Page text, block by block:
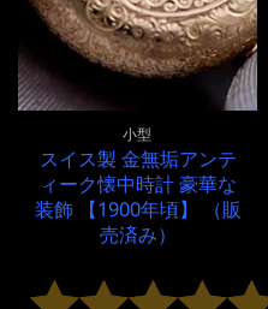
小型
スイス製 金無垢アンテ
ィーク懐中時計 豪華な
装飾 【1900年頃】 （販
売済み）